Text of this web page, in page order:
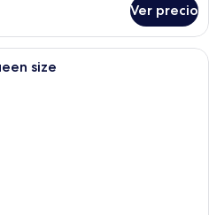
Ver precio
Un dormitorio con cama, mesita de
size